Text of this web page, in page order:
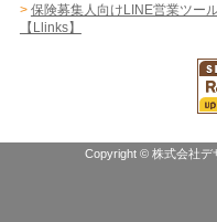
> 保険募集人向けLINE営業ツー
【Llinks】
Copyright © 株式会社デ